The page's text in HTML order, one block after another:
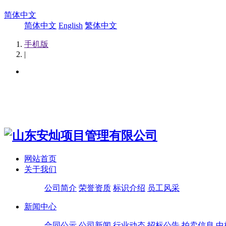
简体中文
简体中文 English 繁体中文
手机版
|
网站首页
关于我们
公司简介 荣誉资质 标识介绍 员工风采
新闻中心